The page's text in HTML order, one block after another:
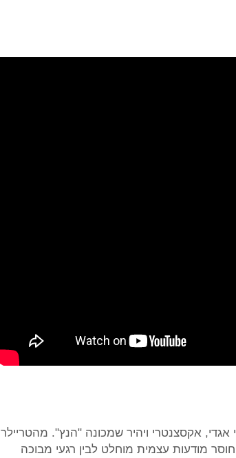
אגדי, אקסצנטרי ויהיר שמכונה "הנץ". מהטריילר
מודעות עצמית מוחלט לבין רגעי מבוכה